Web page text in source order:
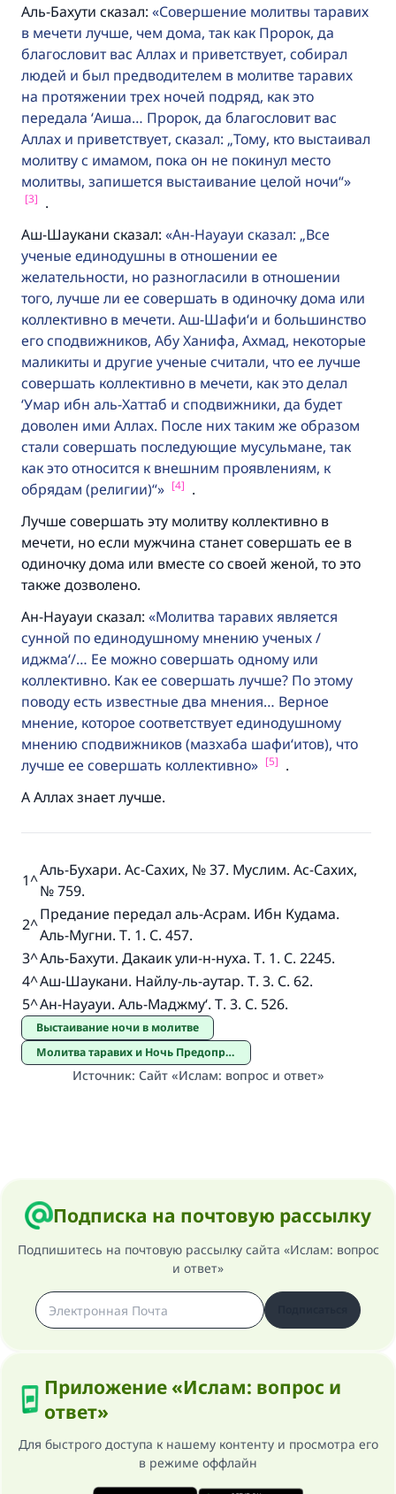
Аль-Бахути сказал:
Совершение молитвы таравих
в мечети лучше, чем дома, так как Пророк, да
благословит вас Аллах и приветствует, собирал
людей и был предводителем в молитве таравих
на протяжении трех ночей подряд, как это
передала ‘Аиша… Пророк, да благословит вас
Аллах и приветствует, сказал: „Тому, кто выстаивал
молитву с имамом, пока он не покинул место
молитвы, запишется выстаивание целой ночи“
[3] .
Аш-Шаукани сказал: Ан-Науауи сказал: „Все
ученые единодушны в отношении ее
желательности, но разногласили в отношении
того, лучше ли ее совершать в одиночку дома или
коллективно в мечети. Аш-Шафи‘и и большинство
его сподвижников, Абу Ханифа, Ахмад, некоторые
маликиты и другие ученые считали, что ее лучше
совершать коллективно в мечети, как это делал
‘Умар ибн аль-Хаттаб и сподвижники, да будет
доволен ими Аллах. После них таким же образом
стали совершать последующие мусульмане, так
как это относится к внешним проявлениям, к
обрядам (религии)“
[4] .
Лучше совершать эту молитву коллективно в
мечети, но если мужчина станет совершать ее в
одиночку дома или вместе со своей женой, то это
также дозволено.
Ан-Науауи сказал:
Молитва таравих является
сунной по единодушному мнению ученых /
иджма‘/… Ее можно совершать одному или
коллективно. Как ее совершать лучше? По этому
поводу есть известные два мнения… Верное
мнение, которое соответствует единодушному
мнению сподвижников (мазхаба шафи‘итов), что
лучше ее совершать коллективно
[5] .
А Аллах знает лучше.
^
1
Аль-Бухари. Ас-Сахих, № 37. Муслим. Ас-Сахих,
№ 759.
^
2
Предание передал аль-Асрам. Ибн Кудама.
Аль-Мугни. Т. 1. С. 457.
^
3 Аль-Бахути. Дакаик ули-н-нуха. Т. 1. С. 2245.
^
4 Аш-Шаукани. Найлу-ль-аутар. Т. 3. С. 62.
^
5 Ан-Науауи. Аль-Маджму‘. Т. 3. С. 526.
Выстаивание ночи в молитве
Молитва таравих и Ночь Предопределения
Источник: Сайт «Ислам: вопрос и ответ»
Подписка на почтовую рассылку
Подпишитесь на почтовую рассылку сайта «Ислам: вопрос
и ответ»
Приложение «Ислам: вопрос и
ответ»
Для быстрого доступа к нашему контенту и просмотра его
в режиме оффлайн
Ответ № 110845 помог сохранить
брак.
Помогите нам предоставить ответы Умме
Посланник Аллаха, мир ему и
благословение, сказал:
«Указавшему на благое (полагается) такая
же награда как и совершившему его»
(МУСЛИМ, № 1893).
Участвуйте сейчас!